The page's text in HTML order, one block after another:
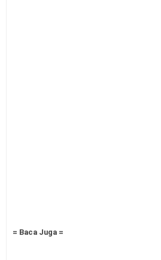
= Baca Juga =